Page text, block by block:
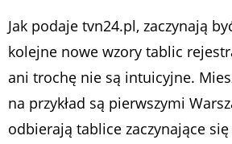
Jak podaje tvn24.pl, zaczynają
kolejne nowe wzory tablic
ani trochę nie są intuicyjne.
na przykład są pierwszymi
odbierają tablice zaczynające